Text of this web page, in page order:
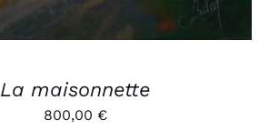
La maisonnette
800,00 €